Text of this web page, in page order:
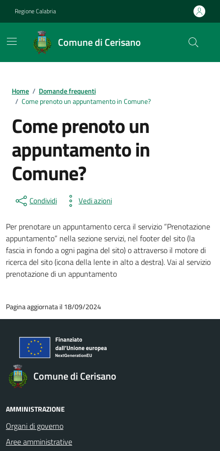
Regione Calabria
Comune di Cerisano
Home / Domande frequenti
/ Come prenoto un appuntamento in Comune?
Come prenoto un
appuntamento in
Comune?
Condividi Vedi azioni
Per prenotare un appuntamento cerca il servizio “Prenotazione
appuntamento” nella sezione servizi, nel footer del sito (la
fascia in fondo a ogni pagina del sito) o attraverso il motore di
ricerca del sito (icona della lente in alto a destra). Vai al servizio
prenotazione di un appuntamento
Pagina aggiornata il 18/09/2024
Comune di Cerisano
AMMINISTRAZIONE
Organi di governo
Aree amministrative